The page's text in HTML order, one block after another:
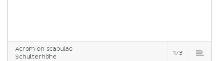
Acromion scapulae
Schulterhöhe
1/3